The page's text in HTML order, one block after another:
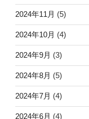
2024年11月 (5)
2024年10月 (4)
2024年9月 (3)
2024年8月 (5)
2024年7月 (4)
2024年6月 (4)